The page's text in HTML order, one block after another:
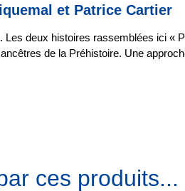
et Patrice Cartier
deux histoires rassemblées ici «
de la Préhistoire. Une
ces produits...